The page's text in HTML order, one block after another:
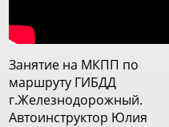
Занятие на МКПП по
маршруту ГИБДД
г.Железнодорожный.
Автоинструктор Юлия